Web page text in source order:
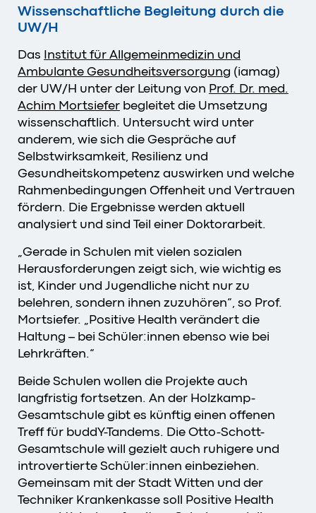
Wissenschaftliche Begleitung durch die
UW/H
Das Institut für Allgemeinmedizin und
Ambulante Gesundheitsversorgung (iamag)
der UW/H unter der Leitung von Prof. Dr. med.
Achim Mortsiefer begleitet die Umsetzung
wissenschaftlich. Untersucht wird unter
anderem, wie sich die Gespräche auf
Selbstwirksamkeit, Resilienz und
Gesundheitskompetenz auswirken und welche
Rahmenbedingungen Offenheit und Vertrauen
fördern. Die Ergebnisse werden aktuell
analysiert und sind Teil einer Doktorarbeit.
„Gerade in Schulen mit vielen sozialen
Herausforderungen zeigt sich, wie wichtig es
ist, Kinder und Jugendliche nicht nur zu
belehren, sondern ihnen zuzuhören“, so Prof.
Mortsiefer. „Positive Health verändert die
Haltung – bei Schüler:innen ebenso wie bei
Lehrkräften.“
Beide Schulen wollen die Projekte auch
langfristig fortsetzen. An der Holzkamp-
Gesamtschule gibt es künftig einen offenen
Treff für buddY-Tandems. Die Otto-Schott-
Gesamtschule will gezielt auch ruhigere und
introvertierte Schüler:innen einbeziehen.
Gemeinsam mit der Stadt Witten und der
Techniker Krankenkasse soll Positive Health